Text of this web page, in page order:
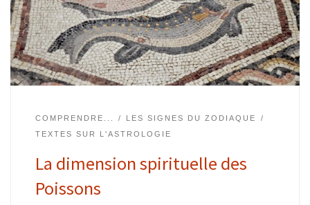
COMPRENDRE...
LES SIGNES DU ZODIAQUE
TEXTES SUR L'ASTROLOGIE
La dimension spirituelle des
Poissons